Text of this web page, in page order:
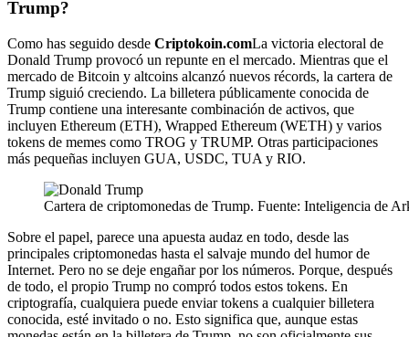
Trump?
Como has seguido desde Criptokoin.comLa victoria electoral de
Donald Trump provocó un repunte en el mercado. Mientras que el
mercado de Bitcoin y altcoins alcanzó nuevos récords, la cartera de
Trump siguió creciendo. La billetera públicamente conocida de
Trump contiene una interesante combinación de activos, que
incluyen Ethereum (ETH), Wrapped Ethereum (WETH) y varios
tokens de memes como TROG y TRUMP. Otras participaciones
más pequeñas incluyen GUA, USDC, TUA y RIO.
Cartera de criptomonedas de Trump. Fuente: Inteligencia de
Sobre el papel, parece una apuesta audaz en todo, desde las
principales criptomonedas hasta el salvaje mundo del humor de
Internet. Pero no se deje engañar por los números. Porque, después
de todo, el propio Trump no compró todos estos tokens. En
criptografía, cualquiera puede enviar tokens a cualquier billetera
conocida, esté invitado o no. Esto significa que, aunque estas